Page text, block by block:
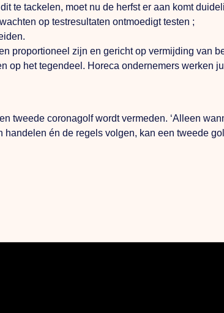
te tackelen, moet nu de herfst er aan komt
op testresultaten ontmoedigt testen ;
proportioneel zijn en gericht op vermijding van
op het tegendeel. Horeca ondernemers werken
tweede coronagolf wordt vermeden. ‘Alleen
én de regels volgen, kan een tweede